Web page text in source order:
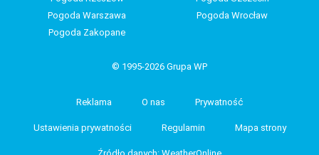
Pogoda Warszawa
Pogoda Wrocław
Pogoda Zakopane
© 1995-2026 Grupa WP
Reklama O nas Prywatność
Ustawienia prywatności Regulamin Mapa strony